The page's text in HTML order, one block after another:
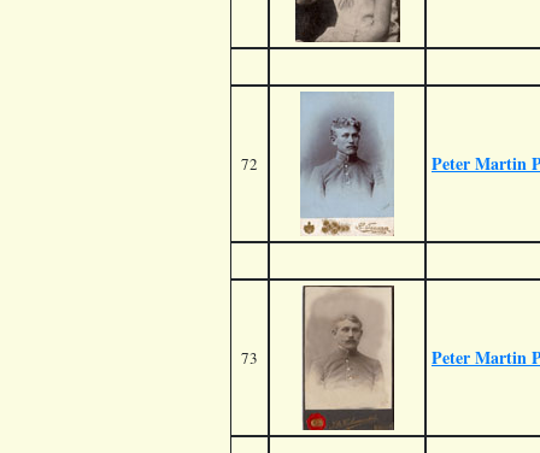
72 Peter Martin
73 Peter Martin